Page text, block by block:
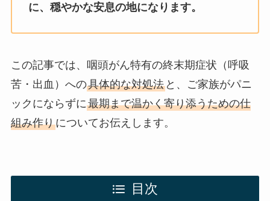
に、穏やかな安息の地になります。
この記事では、咽頭がん特有の終末期症状（呼吸
苦・出血）への具体的な対処法と、ご家族がパニ
ックにならずに最期まで温かく寄り添うための仕
組み作りについてお伝えします。
目次